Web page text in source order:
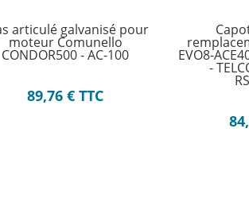
articulé galvanisé pour
moteur Comunello
CONDOR500 - AC-100
89,76€ TTC
EVO8-
-